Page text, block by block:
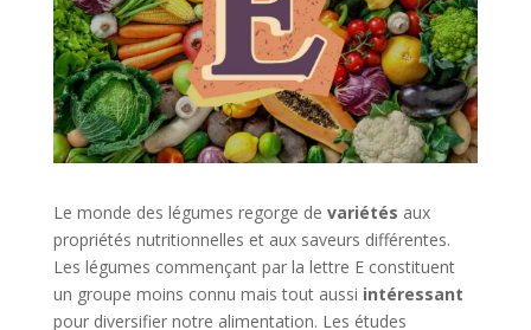
Le monde des légumes regorge de variétés aux
propriétés nutritionnelles et aux saveurs différentes.
Les légumes commençant par la lettre E constituent
un groupe moins connu mais tout aussi intéressant
pour diversifier notre alimentation. Les études